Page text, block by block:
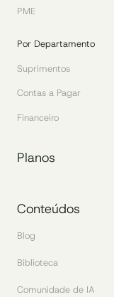
PME
Por Departamento
Suprimentos
Contas a Pagar
Financeiro
Planos
Conteúdos
Blog
Biblioteca
Comunidade de IA